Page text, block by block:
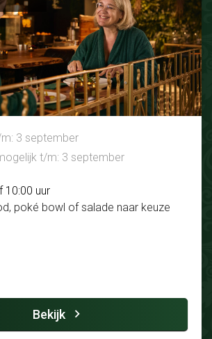
3 september
t/m: 3 september
10:00 uur
poké bowl of salade naar keuze
Bekijk